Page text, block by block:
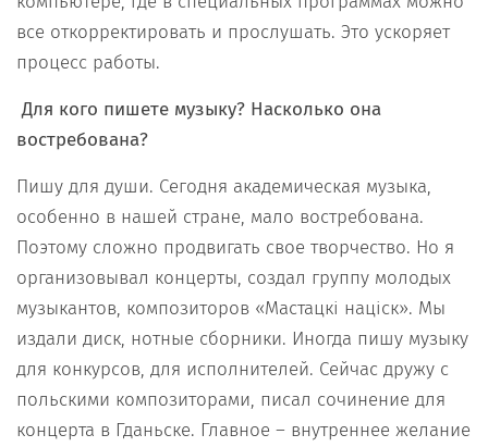
все откорректировать и прослушать. Это ускоряет
процесс работы.
Для кого пишете музыку? Насколько она
востребована?
Пишу для души. Сегодня академическая музыка,
особенно в нашей стране, мало востребована.
Поэтому сложно продвигать свое творчество. Но я
организовывал концерты, создал группу молодых
музыкантов, композиторов «Мастацкі націск». Мы
издали диск, нотные сборники. Иногда пишу музыку
для конкурсов, для исполнителей. Сейчас дружу с
польскими композиторами, писал сочинение для
концерта в Гданьске. Главное – внутреннее желание